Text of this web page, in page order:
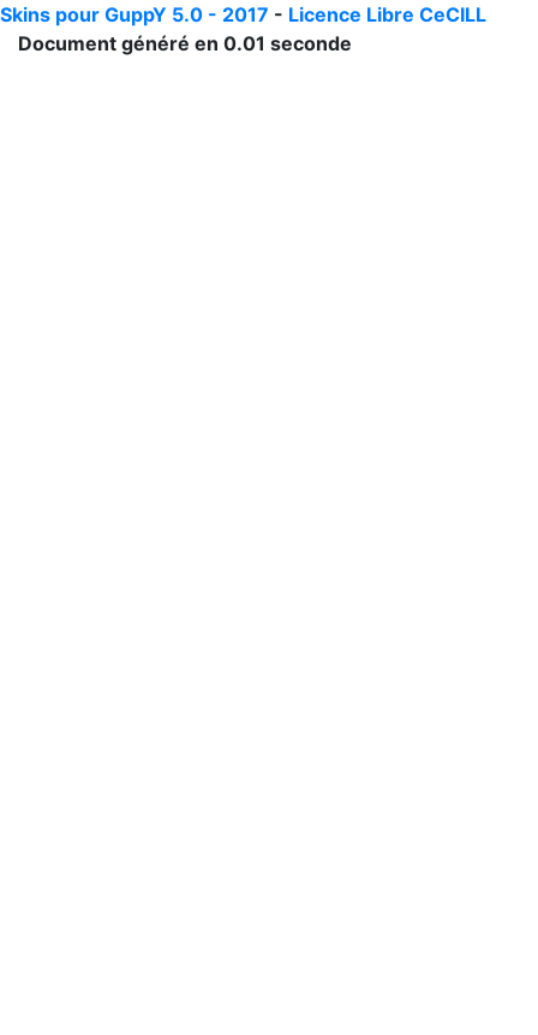
Skins pour GuppY 5.0 - 2017 - Licence Libre CeCILL
Document généré en 0.01 seconde